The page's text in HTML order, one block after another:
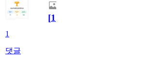
1
댓글
[1]